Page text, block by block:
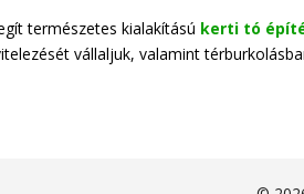
természetes kialakítású kerti tó
vállaljuk, valamint